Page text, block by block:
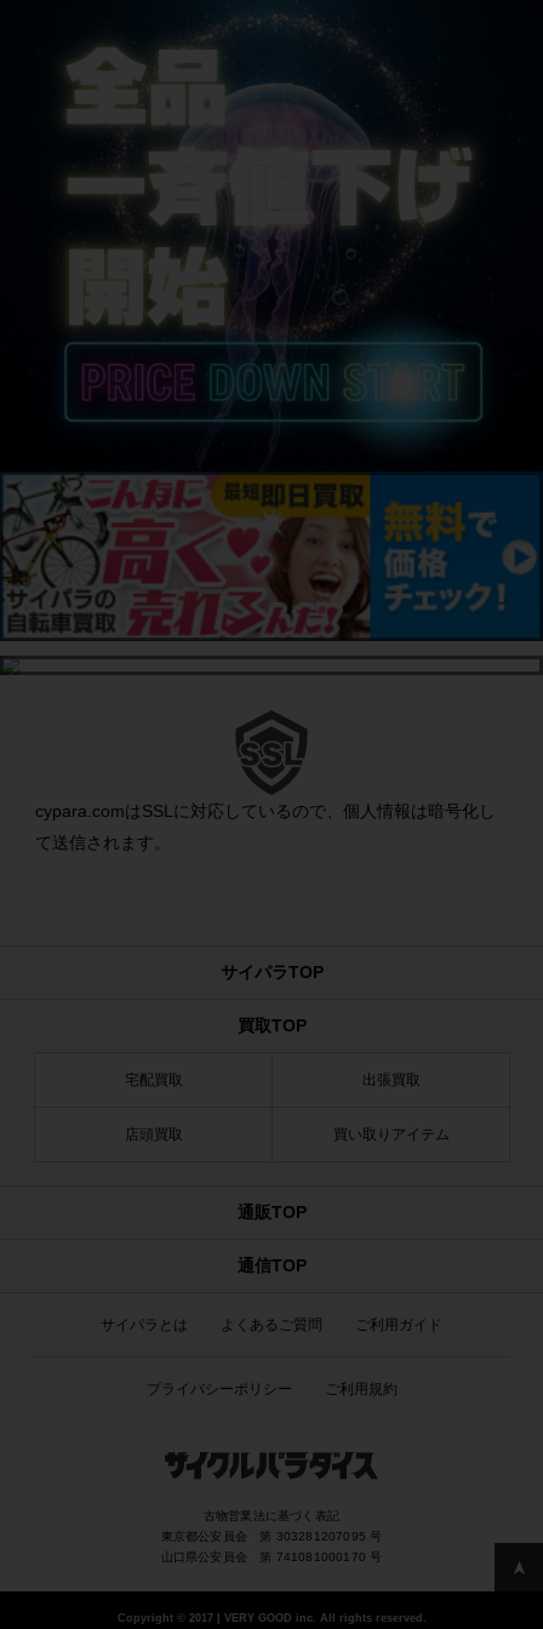
cypara.comはSSLに対応しているので、個人情報は暗号化し
て送信されます。
サイパラTOP
買取TOP
宅配買取 出張買取
店頭買取 買い取りアイテム
通販TOP
通信TOP
サイパラとは よくあるご質問 ご利用ガイド
プライバシーポリシー ご利用規約
古物営業法に基づく表記
東京都公安員会 第 303281207095 号
山口県公安員会 第 741081000170 号
Copyright ©2017 | VERY GOOD inc. All rights reserved.